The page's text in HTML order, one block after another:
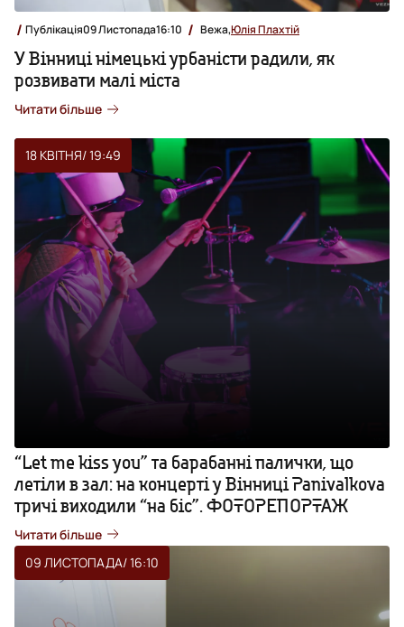
Публікація09 Листопада16:10 Вежа,Юлія Плахтій
У Вінниці німецькі урбаністи радили, як
розвивати малі міста
Читати більше
18 КВІТНЯ/ 19:49
“Let me kiss you” та барабанні палички, що
летіли в зал: на концерті у Вінниці Panivalkova
тричі виходили “на біс”. ФОТОРЕПОРТАЖ
Читати більше
09 ЛИСТОПАДА/ 16:10